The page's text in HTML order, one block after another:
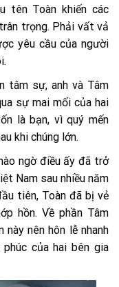
tên Toàn khiến các
trọng. Phải vất vả
yêu cầu của người
tâm sự, anh và Tâm
sự mai mối của hai
là bạn, vì quý mến
khi chúng lớn.
ngờ điều ấy đã trở
Nam sau nhiều năm
tiên, Toàn đã bị vẻ
hồn. Về phần Tâm
này nên hôn lễ nhanh
của hai bên gia